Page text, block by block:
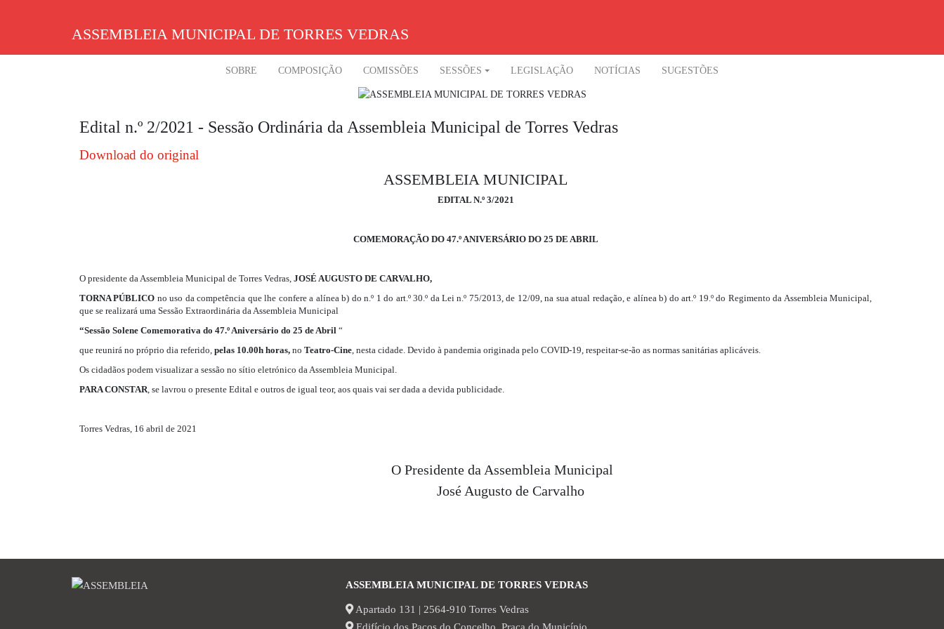
ASSEMBLEIA MUNICIPAL DE TORRES VEDRAS
SOBRE COMPOSIÇÃO COMISSÕES SESSÕES LEGISLAÇÃO NOTÍCIAS SUGESTÕES
Edital n.º 2/2021 - Sessão Ordinária da Assembleia Municipal de Torres Vedras
Download do original
ASSEMBLEIA MUNICIPAL
EDITAL N.º 3/2021
COMEMORAÇÃO DO 47.º ANIVERSÁRIO DO 25 DE ABRIL
O presidente da Assembleia Municipal de Torres Vedras, JOSÉ AUGUSTO DE CARVALHO,
TORNA PÚBLICO no uso da competência que lhe confere a alínea b) do n.º 1 do art.º 30.º da Lei n.º 75/2013, de 12/09, na sua atual redação, e alínea b) do art.º 19.º do Regimento da Assembleia Municipal,
que se realizará uma Sessão Extraordinária da Assembleia Municipal
“Sessão Solene Comemorativa do 47.º Aniversário do 25 de Abril “
que reunirá no próprio dia referido, pelas 10.00h horas, no Teatro-Cine, nesta cidade. Devido à pandemia originada pelo COVID-19, respeitar-se-ão as normas sanitárias aplicáveis.
Os cidadãos podem visualizar a sessão no sítio eletrónico da Assembleia Municipal.
PARA CONSTAR, se lavrou o presente Edital e outros de igual teor, aos quais vai ser dada a devida publicidade.
Torres Vedras, 16 abril de 2021
O Presidente da Assembleia Municipal
José Augusto de Carvalho
ASSEMBLEIA MUNICIPAL DE TORRES VEDRAS
Apartado 131 | 2564-910 Torres Vedras